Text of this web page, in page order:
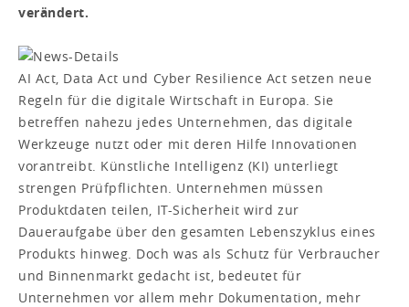
verändert.
AI Act, Data Act und Cyber Resilience Act setzen neue
Regeln für die digitale Wirtschaft in Europa. Sie
betreffen nahezu jedes Unternehmen, das digitale
Werkzeuge nutzt oder mit deren Hilfe Innovationen
vorantreibt. Künstliche Intelligenz (KI) unterliegt
strengen Prüfpflichten. Unternehmen müssen
Produktdaten teilen, IT-Sicherheit wird zur
Daueraufgabe über den gesamten Lebenszyklus eines
Produkts hinweg. Doch was als Schutz für Verbraucher
und Binnenmarkt gedacht ist, bedeutet für
Unternehmen vor allem mehr Dokumentation, mehr